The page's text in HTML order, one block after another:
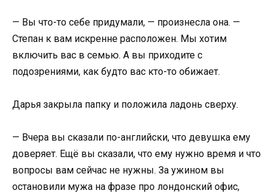
— Вы что-то себе придумали, — произнесла она. —
Степан к вам искренне расположен. Мы хотим
включить вас в семью. А вы приходите с
подозрениями, как будто вас кто-то обижает.
Дарья закрыла папку и положила ладонь сверху.
— Вчера вы сказали по-английски, что девушка ему
доверяет. Ещё вы сказали, что ему нужно время и что
вопросы вам сейчас не нужны. За ужином вы
остановили мужа на фразе про лондонский офис,